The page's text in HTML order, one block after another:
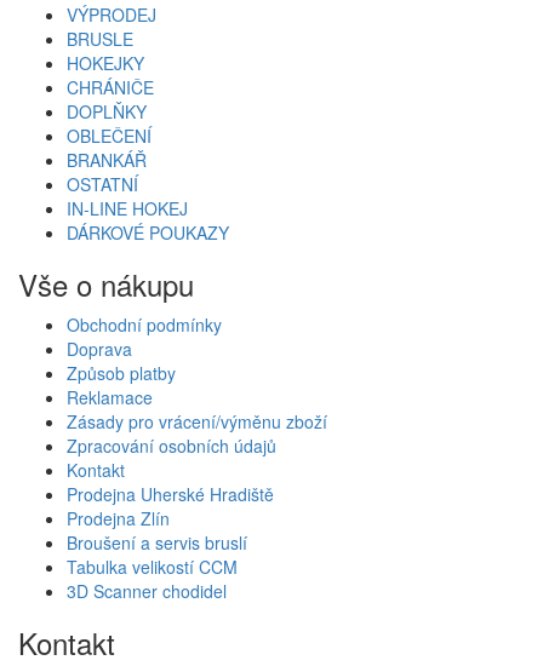
VÝPRODEJ
BRUSLE
HOKEJKY
CHRÁNIČE
DOPLŇKY
OBLEČENÍ
BRANKÁŘ
OSTATNÍ
IN-LINE HOKEJ
DÁRKOVÉ POUKAZY
Vše o nákupu
Obchodní podmínky
Doprava
Způsob platby
Reklamace
Zásady pro vrácení/výměnu zboží
Zpracování osobních údajů
Kontakt
Prodejna Uherské Hradiště
Prodejna Zlín
Broušení a servis bruslí
Tabulka velikostí CCM
3D Scanner chodidel
Kontakt